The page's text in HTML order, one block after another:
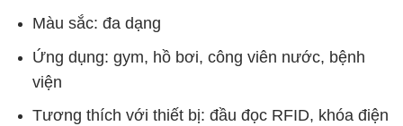
Màu sắc: đa dạng
Ứng dụng: gym, hồ bơi, công viên nước, bệnh
viện
Tương thích với thiết bị: đầu đọc RFID, khóa điện